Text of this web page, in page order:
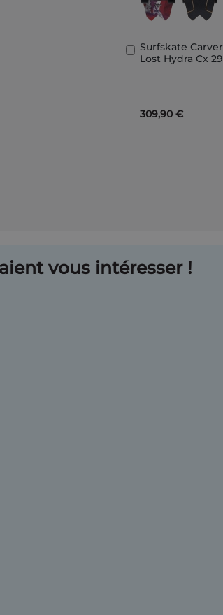
Surfskate Carver
Lost Hydra Cx 29
309,90 €
Ajouter
au
vous intéresser !